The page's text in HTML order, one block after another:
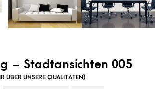
– Stadtansichten 005
ÜBER UNSERE QUALITÄTEN)